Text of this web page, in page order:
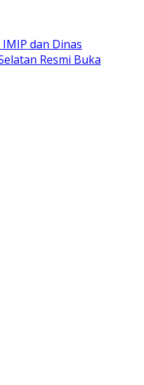
dan Dinas
Resmi Buka